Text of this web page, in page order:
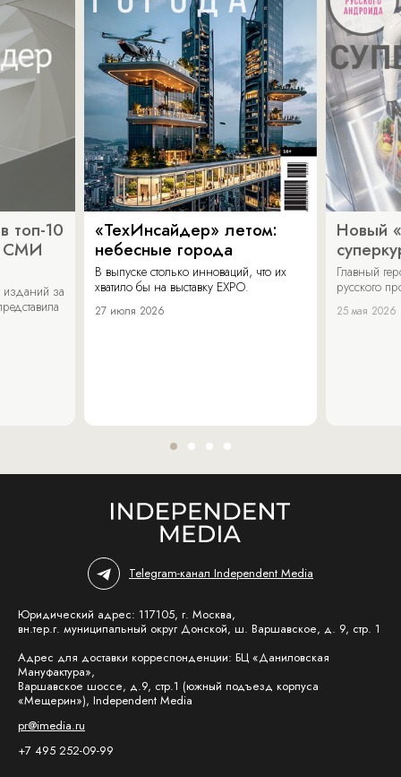
топ-10
СМИ
изданий за
«ТехИнсайдер» летом:
небесные города
В выпуске столько инноваций, что их
хватило бы на выставку EXPO.
27 июля 2026
Новый
Главный
русского
25 мая 2026
Telegram-канал Independent Media
Юридический адрес: 117105, г. Москва,
вн.тер.г. муниципальный округ Донской, ш. Варшавское, д. 9, стр. 1
Адрес для доставки корреспонденции: БЦ «Даниловская
Мануфактура»,
Варшавское шоссе, д.9, стр.1 (южный подъезд корпуса
«Мещерин»), Independent Media
pr@imedia.ru
+7 495 252-09-99